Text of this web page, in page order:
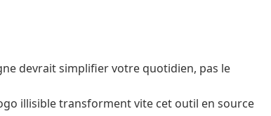
devrait simplifier votre quotidien, pas le
illisible transforment vite cet outil en source